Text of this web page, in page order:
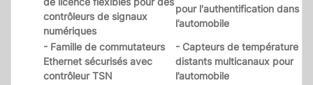
contrôleurs de signaux
numériques
pour l'authentification dans
l’automobile
- Famille de commutateurs
Ethernet sécurisés avec
contrôleur TSN
- Capteurs de température
distants multicanaux pour
l’automobile